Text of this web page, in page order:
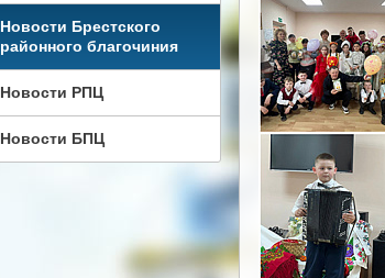
Новости Брестского
районного благочиния
Новости РПЦ
Новости БПЦ